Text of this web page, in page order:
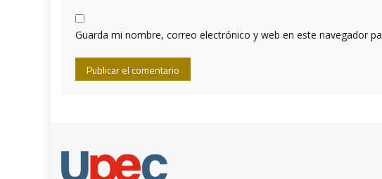
Guarda mi nombre, correo electrónico y web en este navegador